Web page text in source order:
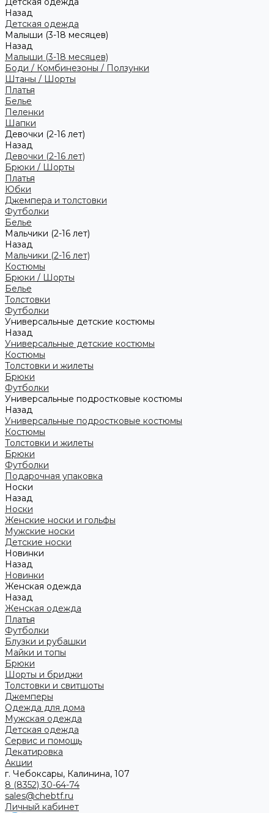
Назад
Детская одежда
Малыши (3-18 месяцев)
Назад
Малыши (3-18 месяцев)
Боди / Комбинезоны / Ползунки
Штаны / Шорты
Платья
Белье
Пеленки
Шапки
Девочки (2-16 лет)
Назад
Девочки (2-16 лет)
Брюки / Шорты
Платья
Юбки
Джемпера и толстовки
Футболки
Белье
Мальчики (2-16 лет)
Назад
Мальчики (2-16 лет)
Костюмы
Брюки / Шорты
Белье
Толстовки
Футболки
Универсальные детские костюмы
Назад
Универсальные детские костюмы
Костюмы
Толстовки и жилеты
Брюки
Футболки
Универсальные подростковые костюмы
Назад
Универсальные подростковые костюмы
Костюмы
Толстовки и жилеты
Брюки
Футболки
Подарочная упаковка
Носки
Назад
Носки
Женские носки и гольфы
Мужские носки
Детские носки
Новинки
Назад
Новинки
Женская одежда
Назад
Женская одежда
Платья
Футболки
Блузки и рубашки
Майки и топы
Брюки
Шорты и бриджи
Толстовки и свитшоты
Джемперы
Одежда для дома
Мужская одежда
Детская одежда
Сервис и помощь
Декатировка
Акции
г. Чебоксары, Калинина, 107
8 (8352) 30-64-74
sales@chebtf.ru
Личный кабинет